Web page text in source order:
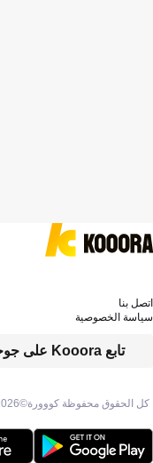
كل الحقوق محفوظة كووورة©
تابع Kooora على جوجل
اتصل بنا
سياسة الخصوصية